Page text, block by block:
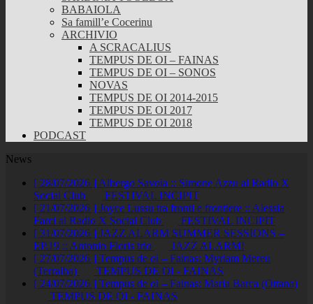
BABAIOLA
Sa famill’e Cocerinu
ARCHIVIO
A SCRACALIUS
TEMPUS DE OI – FAINAS
TEMPUS DE OI – SONOS
NOVAS
TEMPUS DE OI 2014-2015
TEMPUS DE OI 2017
TEMPUS DE OI 2018
PODCAST
News
[ 28/07/2026 ] Albergo Savoia :: Simone Azzu al Radio X
Social Club
FESTIVAL INCIPIT
[ 21/07/2026 ] Joyce Lussu tra fronti e frontiere :: Alessia
Farci al Radio X Social Club
FESTIVAL INCIPIT
[ 31/07/2026 ] JAZZ ALARM SUMMER SESSIONS –
EP.19 :: Antonio Floris trio
JAZZ ALARM!
[ 27/07/2026 ] Tempus de oi – Fainas: Myriam Mereu
(Terralba)
TEMPUS DE OI - FAINAS
[ 24/07/2026 ] Tempus de oi – Fainas: Maria Barca (Ottana)
TEMPUS DE OI - FAINAS